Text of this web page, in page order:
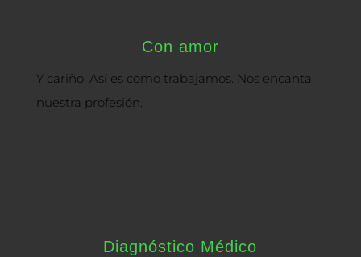
Con amor
Y cariño. Así es como trabajamos. Nos encanta
nuestra profesión.
Diagnóstico Médico